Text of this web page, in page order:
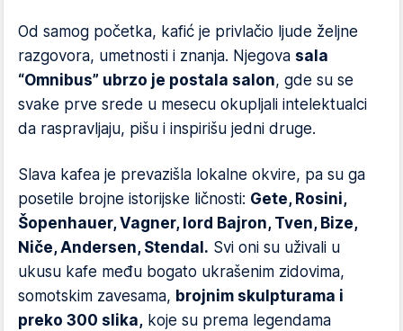
Od samog početka, kafić je privlačio ljude željne
razgovora, umetnosti i znanja. Njegova sala
“Omnibus” ubrzo je postala salon, gde su se
svake prve srede u mesecu okupljali intelektualci
da raspravljaju, pišu i inspirišu jedni druge.
Slava kafea je prevazišla lokalne okvire, pa su ga
posetile brojne istorijske ličnosti: Gete, Rosini,
Šopenhauer, Vagner, lord Bajron, Tven, Bize,
Niče, Andersen, Stendal. Svi oni su uživali u
ukusu kafe među bogato ukrašenim zidovima,
somotskim zavesama, brojnim skulpturama i
preko 300 slika, koje su prema legendama